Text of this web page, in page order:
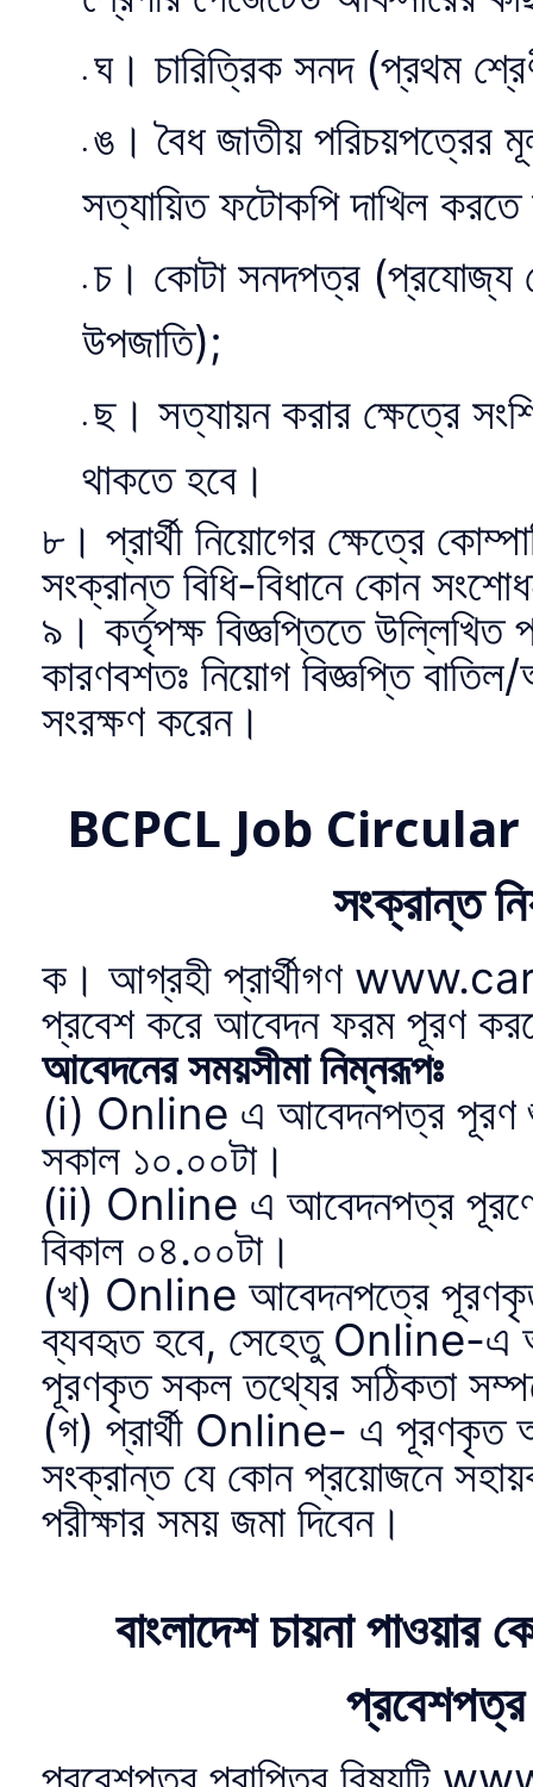
ঘ। চারিত্রিক সনদ (প্রথম
ঙ। বৈধ জাতীয় পরিচয়পত্রের
সত্যায়িত ফটোকপি দাখিল করতে
চ। কোটা সনদপত্র (প্রযোজ্য
উপজাতি);
ছ। সত্যায়ন করার ক্ষেত্রে
থাকতে হবে।
৮। প্রার্থী নিয়োগের ক্ষেত্রে
সংক্রান্ত বিধি-বিধানে কোন
৯। কর্তৃপক্ষ বিজ্ঞপ্তিতে উল্লিখিত
কারণবশতঃ নিয়োগ বিজ্ঞপ্তি
সংরক্ষণ করেন।
BCPCL Job Circular
সংক্রান্ত
ক। আগ্রহী প্রার্থীগণ
প্রবেশ করে আবেদন ফরম পূরণ
আবেদনের সময়সীমা নিম্নরূপঃ
(i) Online এ আবেদনপত্র পূরণ
সকাল ১০.০০টা।
(ii) Online এ আবেদনপত্র
বিকাল ০৪.০০টা।
(খ) Online আবেদনপত্রে পূরণকৃত
ব্যবহৃত হবে, সেহেতু Online-এ
পূরণকৃত সকল তথ্যের সঠিকতা
(গ) প্রার্থী Online- এ পূরণকৃত
সংক্রান্ত যে কোন প্রয়োজনে
পরীক্ষার সময় জমা দিবেন।
বাংলাদেশ চায়না পাওয়ার
প্রবেশপত্র